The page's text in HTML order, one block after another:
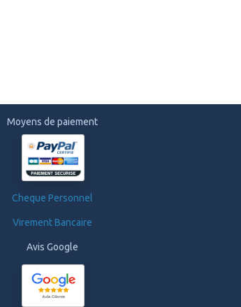
Moyens de paiement
Cheque Personnel
Virement Bancaire
Avis Google